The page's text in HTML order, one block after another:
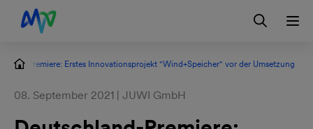
Zur Hauptnavigation springen
Zum Hauptinhalt springen
Zur Footernavigation springen
Kontakt EN Login
Premiere: Erstes Innovationsprojekt "Wind+Speicher" vor der Umsetzung
08. September 2021 | JUWI GmbH